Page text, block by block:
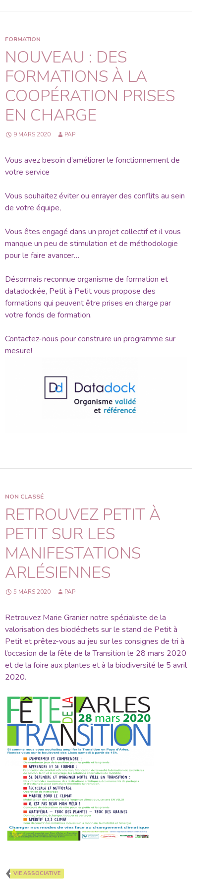
FORMATION
NOUVEAU : DES
FORMATIONS À LA
COOPÉRATION PRISES
EN CHARGE
9 MARS 2020 PAP
Vous avez besoin d’améliorer le fonctionnement de
votre service
Vous souhaitez éviter ou enrayer des conflits au sein
de votre équipe,
Vous êtes engagé dans un projet collectif et il vous
manque un peu de stimulation et de méthodologie
pour le faire avancer…
Désormais reconnue organisme de formation et
datadockée, Petit à Petit vous propose des
formations qui peuvent être prises en charge par
votre fonds de formation.
Contactez-nous pour construire un programme sur
mesure!
NON CLASSÉ
RETROUVEZ PETIT À
PETIT SUR LES
MANIFESTATIONS
ARLÉSIENNES
5 MARS 2020 PAP
Retrouvez Marie Granier notre spécialiste de la
valorisation des biodéchets sur le stand de Petit à
Petit et prêtez-vous au jeu sur les consignes de tri à
l’occasion de la fête de la Transition le 28 mars 2020
et de la foire aux plantes et à la biodiversité le 5 avril
2020.
VIE ASSOCIATIVE